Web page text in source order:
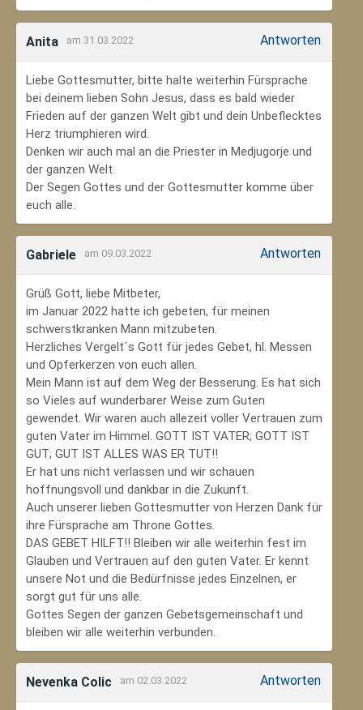
Anita am 31.03.2022 Antworten
Liebe Gottesmutter, bitte halte weiterhin Fürsprache
bei deinem lieben Sohn Jesus, dass es bald wieder
Frieden auf der ganzen Welt gibt und dein Unbeflecktes
Herz triumphieren wird.
Denken wir auch mal an die Priester in Medjugorje und
der ganzen Welt.
Der Segen Gottes und der Gottesmutter komme über
euch alle.
Gabriele am 09.03.2022 Antworten
Grüß Gott, liebe Mitbeter,
im Januar 2022 hatte ich gebeten, für meinen
schwerstkranken Mann mitzubeten.
Herzliches Vergelt´s Gott für jedes Gebet, hl. Messen
und Opferkerzen von euch allen.
Mein Mann ist auf dem Weg der Besserung. Es hat sich
so Vieles auf wunderbarer Weise zum Guten
gewendet. Wir waren auch allezeit voller Vertrauen zum
guten Vater im Himmel. GOTT IST VATER; GOTT IST
GUT; GUT IST ALLES WAS ER TUT!!
Er hat uns nicht verlassen und wir schauen
hoffnungsvoll und dankbar in die Zukunft.
Auch unserer lieben Gottesmutter von Herzen Dank für
ihre Fürsprache am Throne Gottes.
DAS GEBET HILFT!! Bleiben wir alle weiterhin fest im
Glauben und Vertrauen auf den guten Vater. Er kennt
unsere Not und die Bedürfnisse jedes Einzelnen, er
sorgt gut für uns alle.
Gottes Segen der ganzen Gebetsgemeinschaft und
bleiben wir alle weiterhin verbunden.
Nevenka Colic am 02.03.2022 Antworten